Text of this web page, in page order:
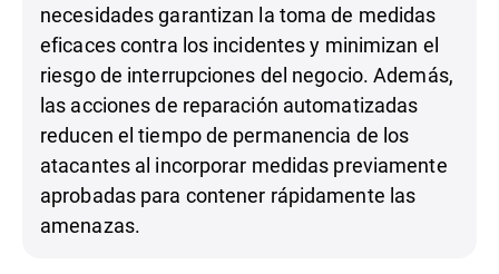
necesidades garantizan la toma de medidas
eficaces contra los incidentes y minimizan el
riesgo de interrupciones del negocio. Además,
las acciones de reparación automatizadas
reducen el tiempo de permanencia de los
atacantes al incorporar medidas previamente
aprobadas para contener rápidamente las
amenazas.